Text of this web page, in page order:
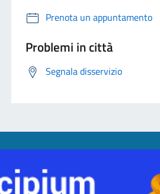
Prenota un appuntamento
Problemi in città
Segnala disservizio